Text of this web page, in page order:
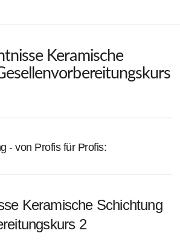
Keramische
- von Profis für Profis:
Keramische Schichtung
2